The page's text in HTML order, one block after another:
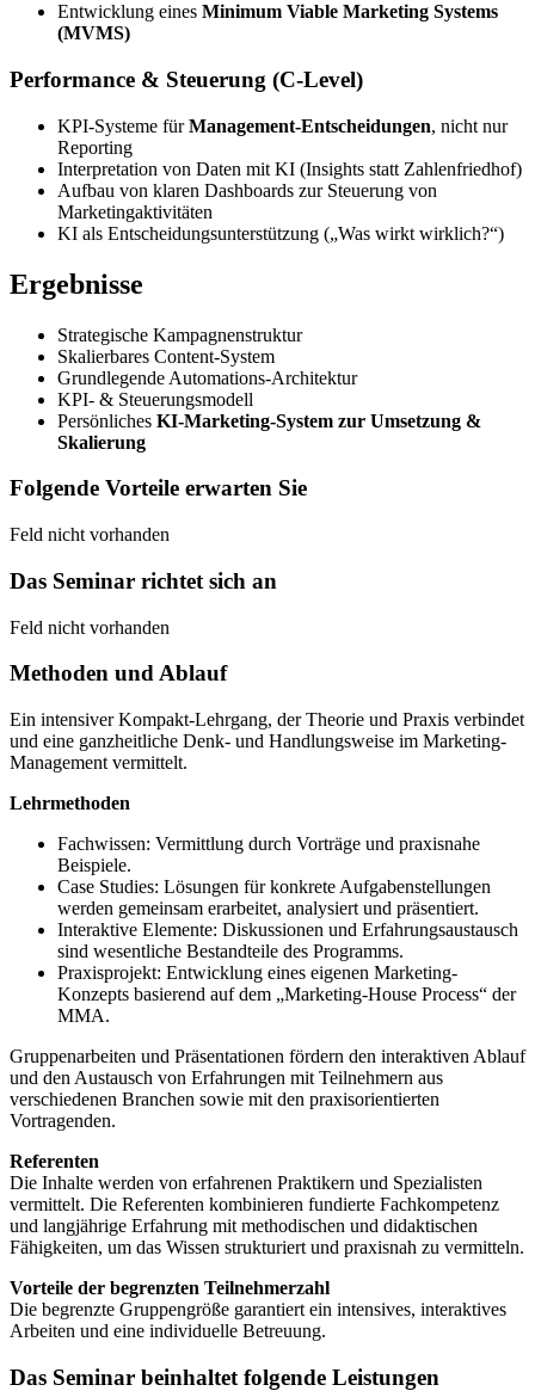
Entwicklung eines Minimum Viable Marketing Systems
(MVMS)
Performance & Steuerung (C-Level)
KPI-Systeme fürManagement-Entscheidungen, nicht nur
Reporting
Interpretation von Daten mit KI (Insights statt Zahlenfriedhof)
Aufbau von klaren Dashboards zur Steuerung von
Marketingaktivitäten
KI als Entscheidungsunterstützung („Was wirkt wirklich?“)
Ergebnisse
Strategische Kampagnenstruktur
Skalierbares Content-System
Grundlegende Automations-Architektur
KPI- & Steuerungsmodell
Persönliches KI-Marketing-System zur Umsetzung &
Skalierung
Folgende Vorteile erwarten Sie
Feld nicht vorhanden
Das Seminar richtet sich an
Feld nicht vorhanden
Methoden und Ablauf
Ein intensiver Kompakt-Lehrgang, der Theorie und Praxis verbindet
und eine ganzheitliche Denk- und Handlungsweise im Marketing-
Management vermittelt.
Lehrmethoden
Fachwissen: Vermittlung durch Vorträge und praxisnahe
Beispiele.
Case Studies: Lösungen für konkrete Aufgabenstellungen
werden gemeinsam erarbeitet, analysiert und präsentiert.
Interaktive Elemente: Diskussionen und Erfahrungsaustausch
sind wesentliche Bestandteile des Programms.
Praxisprojekt: Entwicklung eines eigenen Marketing-
Konzepts basierend auf dem „Marketing-House Process“ der
MMA.
Gruppenarbeiten und Präsentationen fördern den interaktiven Ablauf
und den Austausch von Erfahrungen mit Teilnehmern aus
verschiedenen Branchen sowie mit den praxisorientierten
Vortragenden.
Referenten
Die Inhalte werden von erfahrenen Praktikern und Spezialisten
vermittelt. Die Referenten kombinieren fundierte Fachkompetenz
und langjährige Erfahrung mit methodischen und didaktischen
Fähigkeiten, um das Wissen strukturiert und praxisnah zu vermitteln.
Vorteile der begrenzten Teilnehmerzahl
Die begrenzte Gruppengröße garantiert ein intensives, interaktives
Arbeiten und eine individuelle Betreuung.
Das Seminar beinhaltet folgende Leistungen